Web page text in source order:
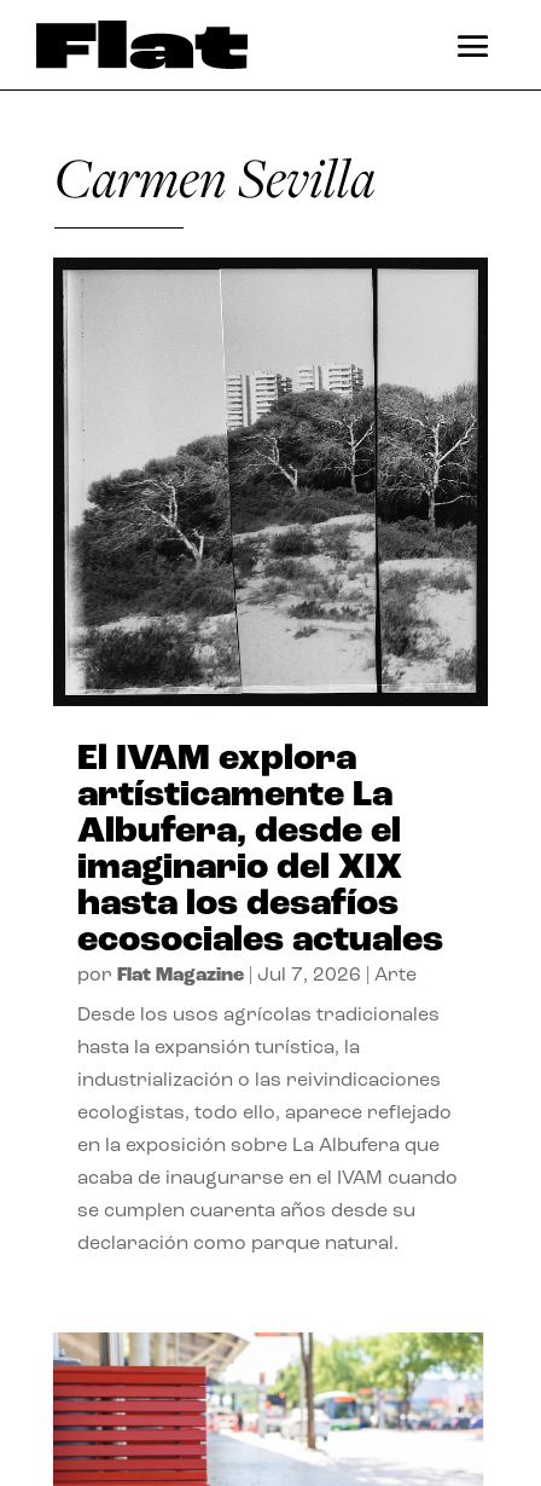
Carmen Sevilla
El IVAM explora
artísticamente La
Albufera, desde el
imaginario del XIX
hasta los desafíos
ecosociales actuales
por Flat Magazine| Jul 7, 2026 Arte
Desde los usos agrícolas tradicionales
hasta la expansión turística, la
industrialización o las reivindicaciones
ecologistas, todo ello, aparece reflejado
en la exposición sobre La Albufera que
acaba de inaugurarse en el IVAM cuando
se cumplen cuarenta años desde su
declaración como parque natural.